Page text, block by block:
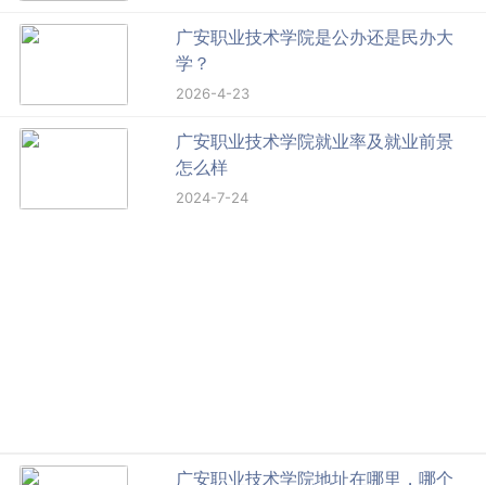
广安职业技术学院是公办还是民办大
学？
2026-4-23
广安职业技术学院就业率及就业前景
怎么样
2024-7-24
广安职业技术学院地址在哪里，哪个